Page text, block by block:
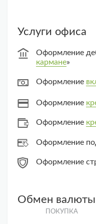
Услуги офиса
Оформление
кармане»
Оформление
Оформление
Оформление
Оформление
Оформление
Обмен валюты